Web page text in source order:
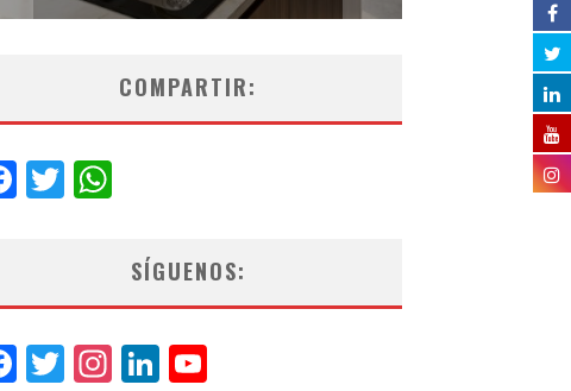
COMPARTIR:
Facebook
Twitter
SÍGUENOS:
Facebook
Twitter
Instagram
LinkedIn